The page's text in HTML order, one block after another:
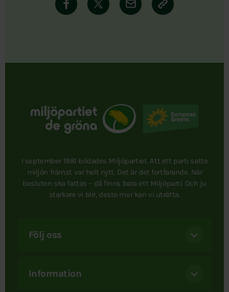
I september 1981 bildades Miljöpartiet. Att ett parti satte
miljön främst var helt nytt. Det är det fortfarande. När
besluten ska fattas – då finns bara ett Miljöparti. Och ju
starkare vi blir, desto mer kan vi uträtta.
Följ oss
Information